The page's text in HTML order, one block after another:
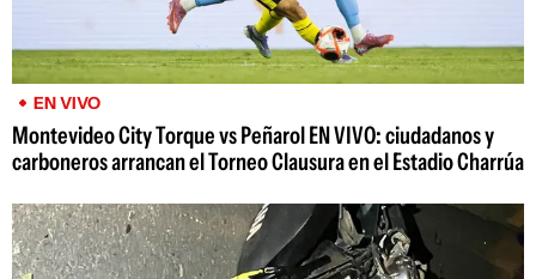
EN VIVO
Montevideo City Torque vs Peñarol EN VIVO: ciudadanos y
carboneros arrancan el Torneo Clausura en el Estadio Charrúa